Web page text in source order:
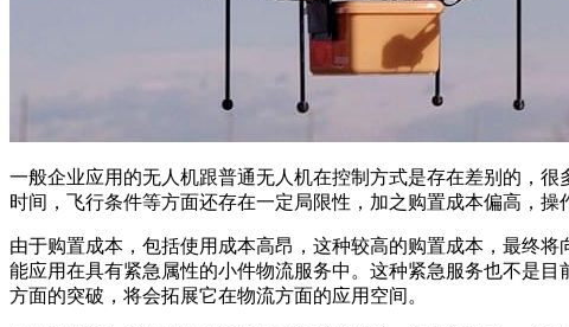
一般企业应用的无人机跟普通无人机在控制方式是存在差别的，
时间，飞行条件等方面还存在一定局限性，加之购置成本偏高，
由于购置成本，包括使用成本高昂，这种较高的购置成本，最终
能应用在具有紧急属性的小件物流服务中。这种紧急服务也不是
方面的突破，将会拓展它在物流方面的应用空间。